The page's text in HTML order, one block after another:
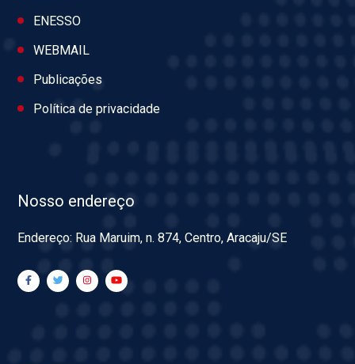
ENESSO
WEBMAIL
Publicações
Política de privacidade
Nosso endereço
Endereço: Rua Maruim, n. 874, Centro, Aracaju/SE